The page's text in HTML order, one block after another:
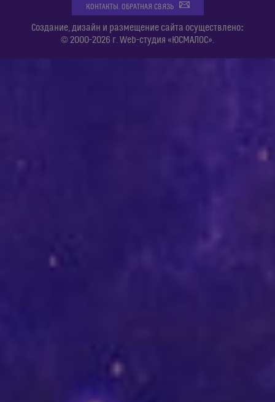
КОНТАКТЫ. ОБРАТНАЯ СВЯЗЬ
Создание, дизайн и размещение сайта осуществлено:
© 2000-2026 г. Web-студия «ЮСМАЛОС».